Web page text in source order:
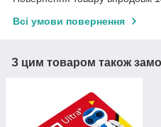
Всі умови повернення
З цим товаром також